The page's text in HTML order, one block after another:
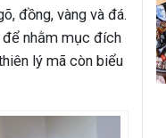
đồng, vàng và đá.
để nhằm mục đích
lý mã còn biểu